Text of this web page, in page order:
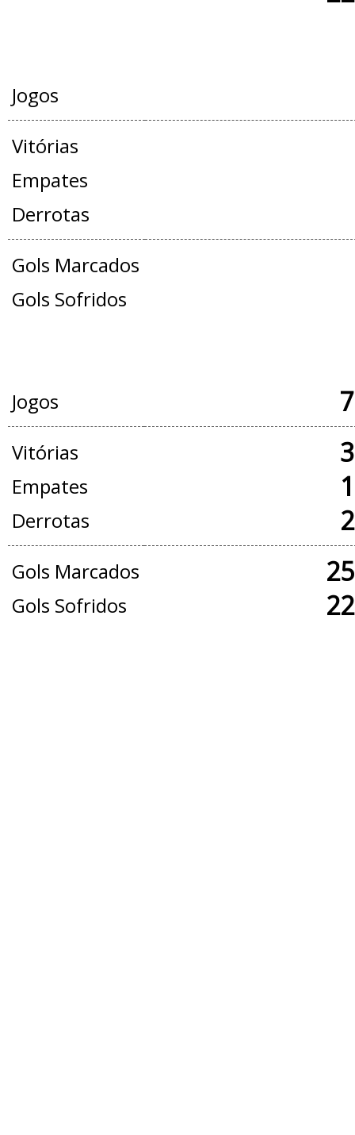
Jogos
Vitórias
Empates
Derrotas
Gols Marcados
Gols Sofridos
Jogos
Vitórias
Empates
Derrotas
Gols Marcados
Gols Sofridos